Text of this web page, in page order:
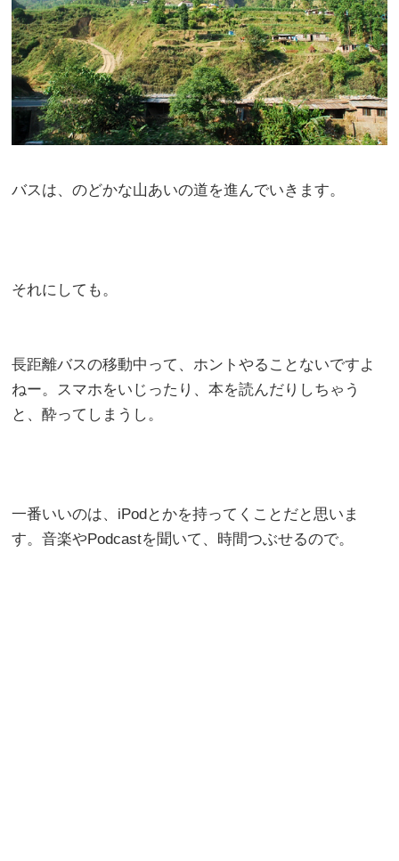
バスは、のどかな山あいの道を進んでいきます。
それにしても。
長距離バスの移動中って、ホントやることないですよ
ねー。スマホをいじったり、本を読んだりしちゃう
と、酔ってしまうし。
一番いいのは、iPodとかを持ってくことだと思いま
す。音楽やPodcastを聞いて、時間つぶせるので。